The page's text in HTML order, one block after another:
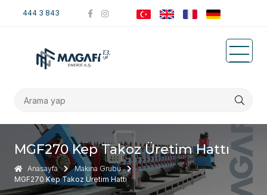
444 3 843
MGF270 Kep Takoz Üretim Hattı
Anasayfa
Makina Grubu
MGF270 Kep Takoz Üretim Hattı